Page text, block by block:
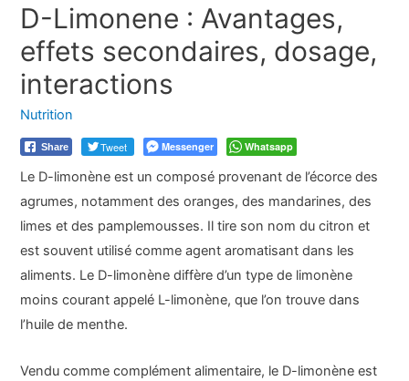
D-Limonene : Avantages,
effets secondaires, dosage,
interactions
Nutrition
Share Tweet Messenger Whatsapp
Le D-limonène est un composé provenant de l’écorce des
agrumes, notamment des oranges, des mandarines, des
limes et des pamplemousses. Il tire son nom du citron et
est souvent utilisé comme agent aromatisant dans les
aliments. Le D-limonène diffère d’un type de limonène
moins courant appelé L-limonène, que l’on trouve dans
l’huile de menthe.
Vendu comme complément alimentaire, le D-limonène est